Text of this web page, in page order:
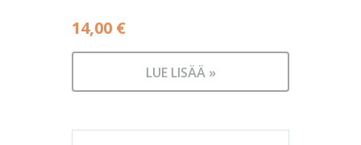
14,00 €
LUE LISÄÄ »